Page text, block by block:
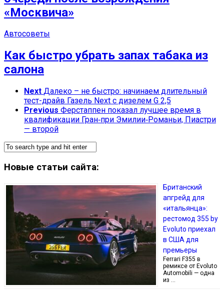
«Москвича»
Автосоветы
Как быстро убрать запах табака из
салона
Next Далеко – не быстро: начинаем длительный
тест-драйв Газель Next с дизелем G 2,5
Previous Ферстаппен показал лучшее время в
квалификации Гран‑при Эмилии‑Романьи, Пиастри
— второй
Новые статьи сайта:
Британский
апгрейд для
«итальянца»:
рестомод 355 by
Evoluto приехал
в США для
премьеры
Ferrari F355 в
ремиксе от Evoluto
Automobili — одна
из …